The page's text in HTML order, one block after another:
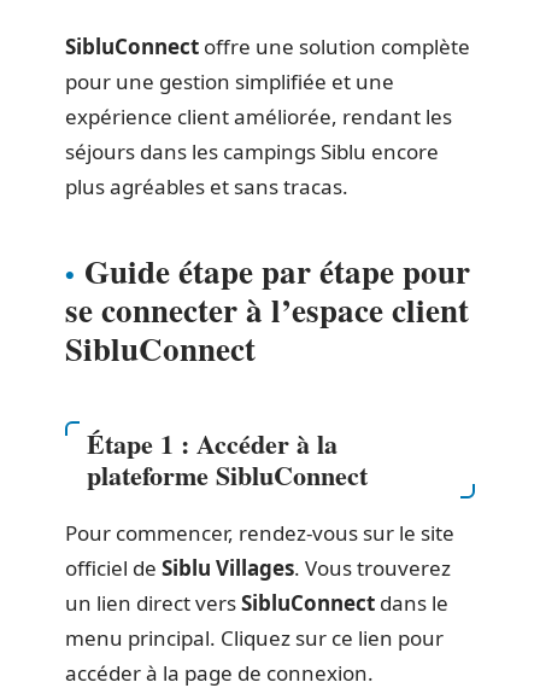
SibluConnect offre une solution complète
pour une gestion simplifiée et une
expérience client améliorée, rendant les
séjours dans les campings Siblu encore
plus agréables et sans tracas.
Guide étape par étape pour
se connecter à l’espace client
SibluConnect
Étape 1 : Accéder à la
plateforme SibluConnect
Pour commencer, rendez-vous sur le site
officiel de Siblu Villages. Vous trouverez
un lien direct versSibluConnect dans le
menu principal. Cliquez sur ce lien pour
accéder à la page de connexion.